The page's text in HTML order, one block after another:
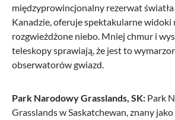
międzyprowincjonalny rezerwat
Kanadzie, oferuje spektakularne widoki
rozgwieżdżone niebo. Mniej chmur i
teleskopy sprawiają, że jest to
obserwatorów gwiazd.
Park Narodowy Grasslands, SK: Park
Grasslands w Saskatchewan, znany